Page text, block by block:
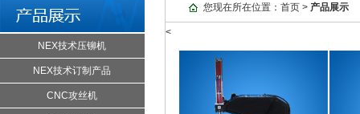
NEX技术压铆机
NEX技术订制产品
CNC攻丝机
您现在所在位置： 首页 > 产品展示
<